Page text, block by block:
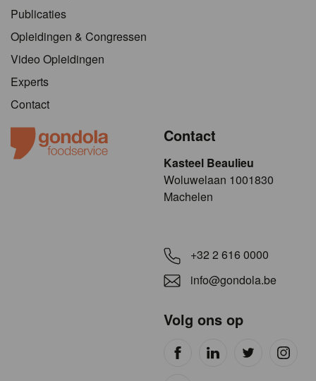
Publicaties
Opleidingen & Congressen
Video Opleidingen
Experts
Contact
Contact
Kasteel Beaulieu
​​​Woluwelaan 1001830
Machelen
+32 2 616 0000
info@gondola.be
Volg ons op